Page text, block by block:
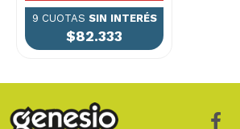
9 CUOTAS SIN INTERÉS
$82.333